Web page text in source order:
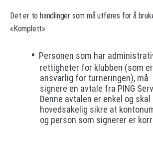
Det er to handlinger som må utføres for å
«Komplett»:
Personen som har
rettigheter for klubben (som er
ansvarlig for turneringen), må
signere en avtale fra PING
Denne avtalen er enkel og skal
hovedsakelig sikre at
og person som signerer er